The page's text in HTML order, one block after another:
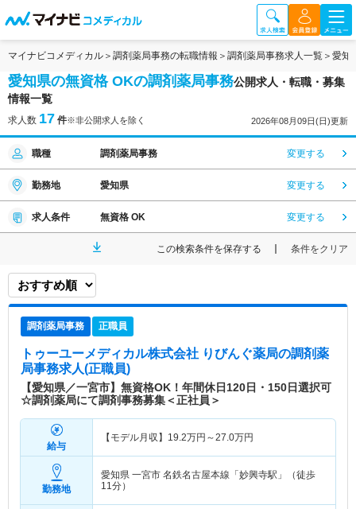
マイナビコメディカル 調剤薬局事務の転職情報 調剤薬局事務求人一覧 愛知
愛知県の無資格 OKの調剤薬局事務公開求人・転職・募集
情報一覧
求人数 17 件※非公開求人を除く 2026年08月09日(日)更新
職種 調剤薬局事務 変更する
勤務地 愛知県 変更する
求人条件 無資格 OK 変更する
この検索条件を保存する 条件をクリア
調剤薬局事務 正職員
トゥーユーメディカル株式会社 りびんぐ薬局の調剤薬
局事務求人(正職員)
【愛知県／一宮市】無資格OK！年間休日120日・150日選択可
☆調剤薬局にて調剤事務募集＜正社員＞
給与
【モデル月収】 19.2万円～27.0万円
勤務地
愛知県 一宮市 名鉄名古屋本線「妙興寺駅」（徒歩
11分）